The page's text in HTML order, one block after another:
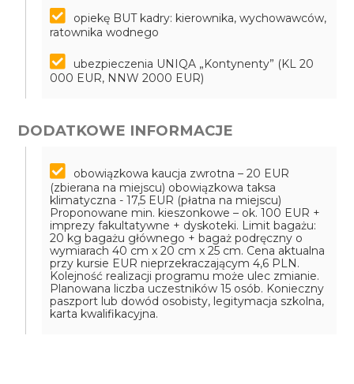
opiekę BUT kadry: kierownika, wychowawców,
ratownika wodnego
ubezpieczenia UNIQA „Kontynenty” (KL 20
000 EUR, NNW 2000 EUR)
DODATKOWE INFORMACJE
obowiązkowa kaucja zwrotna – 20 EUR
(zbierana na miejscu) obowiązkowa taksa
klimatyczna - 17,5 EUR (płatna na miejscu)
Proponowane min. kieszonkowe – ok. 100 EUR +
imprezy fakultatywne + dyskoteki. Limit bagażu:
20 kg bagażu głównego + bagaż podręczny o
wymiarach 40 cm x 20 cm x 25 cm. Cena aktualna
przy kursie EUR nieprzekraczającym 4,6 PLN.
Kolejność realizacji programu może ulec zmianie.
Planowana liczba uczestników 15 osób. Konieczny
paszport lub dowód osobisty, legitymacja szkolna,
karta kwalifikacyjna.